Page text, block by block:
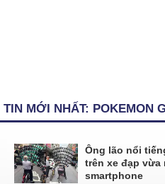
TIN MỚI NHẤT: POKEMON
Ông lão nổi
trên xe đạp vừa
smartphone